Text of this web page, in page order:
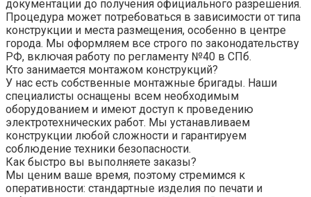
документации до получения официального разрешения.
Процедура может потребоваться в зависимости от типа
конструкции и места размещения, особенно в центре
города. Мы оформляем все строго по законодательству
РФ, включая работу по регламенту №40 в СПб.
Кто занимается монтажом конструкций?
У нас есть собственные монтажные бригады. Наши
специалисты оснащены всем необходимым
оборудованием и имеют доступ к проведению
электротехнических работ. Мы устанавливаем
конструкции любой сложности и гарантируем
соблюдение техники безопасности.
Как быстро вы выполняете заказы?
Мы ценим ваше время, поэтому стремимся к
оперативности: стандартные изделия по печати и